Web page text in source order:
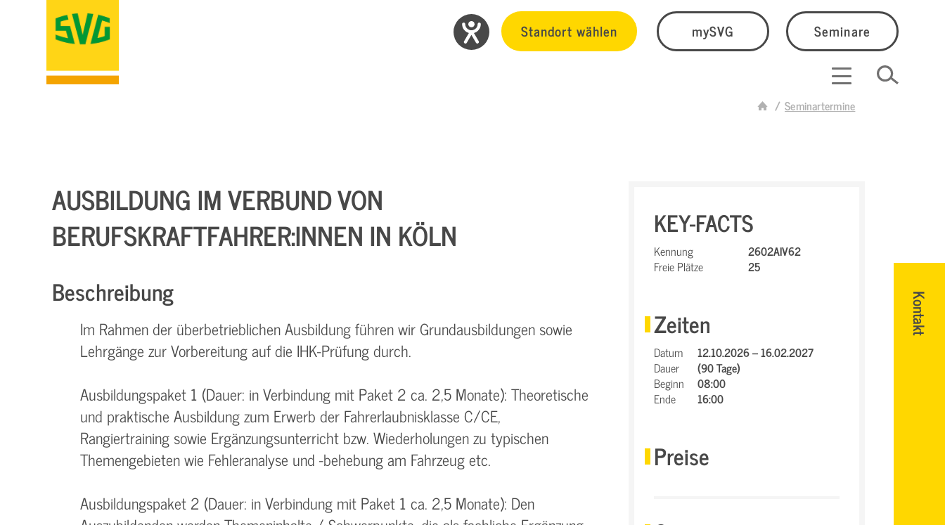
Standort wählen mySVG Seminare
Seminartermine
Kontakt
AUSBILDUNG IM VERBUND VON
BERUFSKRAFTFAHRER:INNEN IN KÖLN
Beschreibung
Im Rahmen der überbetrieblichen Ausbildung führen wir Grundausbildungen sowie
Lehrgänge zur Vorbereitung auf die IHK-Prüfung durch.
Ausbildungspaket 1 (Dauer: in Verbindung mit Paket 2 ca. 2,5 Monate): Theoretische
und praktische Ausbildung zum Erwerb der Fahrerlaubnisklasse C/CE,
Rangiertraining sowie Ergänzungsunterricht bzw. Wiederholungen zu typischen
Themengebieten wie Fehleranalyse und -behebung am Fahrzeug etc.
Ausbildungspaket 2 (Dauer: in Verbindung mit Paket 1 ca. 2,5 Monate): Den
KEY-FACTS
Kennung
2602AIV62
Freie Plätze
25
Zeiten
Datum
12.10.2026 – 16.02.2027
Dauer
(90 Tage)
Beginn
08:00
Ende
16:00
Preise